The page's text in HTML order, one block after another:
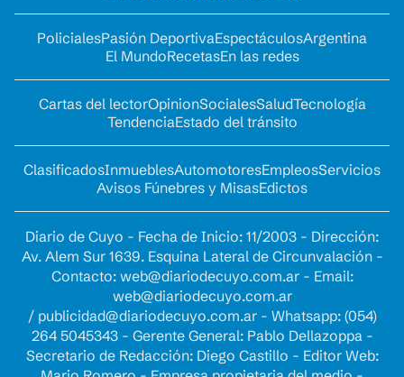
PolicialesPasión DeportivaEspectáculosArgentina
El MundoRecetasEn las redes
Cartas del lectorOpinionSocialesSaludTecnología
TendenciaEstado del tránsito
ClasificadosInmueblesAutomotoresEmpleosServicios
Avisos Fúnebres y MisasEdictos
Diario de Cuyo - Fecha de Inicio: 11/2003 - Dirección:
Av. Alem Sur 1639. Esquina Lateral de Circunvalación -
Contacto: web@diariodecuyo.com.ar- Email:
web@diariodecuyo.com.ar
/ publicidad@diariodecuyo.com.ar- Whatsapp: (054)
264 5045343 - Gerente General: Pablo Dellazoppa -
Secretario de Redacción: Diego Castillo - Editor Web: